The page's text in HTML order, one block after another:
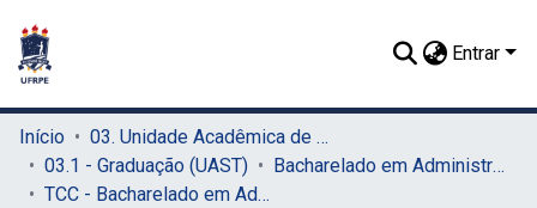
Entrar
Início
03. Unidade Acadêmica de Serra Talhada (UAST)
03.1 - Graduação (UAST)
Bacharelado em Administração (UAST)
TCC - Bacharelado em Administração (UAST)